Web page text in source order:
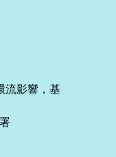
流影響，基